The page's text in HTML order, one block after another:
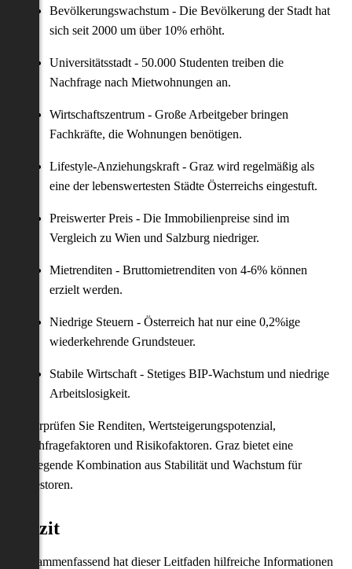
Bevölkerungswachstum - Die Bevölkerung der Stadt hat
sich seit 2000 um über 10% erhöht.
Universitätsstadt - 50.000 Studenten treiben die
Nachfrage nach Mietwohnungen an.
Wirtschaftszentrum - Große Arbeitgeber bringen
Fachkräfte, die Wohnungen benötigen.
Lifestyle-Anziehungskraft - Graz wird regelmäßig als
eine der lebenswertesten Städte Österreichs eingestuft.
Preiswerter Preis - Die Immobilienpreise sind im
Vergleich zu Wien und Salzburg niedriger.
Mietrenditen - Bruttomietrenditen von 4-6% können
erzielt werden.
Niedrige Steuern - Österreich hat nur eine 0,2%ige
wiederkehrende Grundsteuer.
Stabile Wirtschaft - Stetiges BIP-Wachstum und niedrige
Arbeitslosigkeit.
Überprüfen Sie Renditen, Wertsteigerungspotenzial,
Nachfragefaktoren und Risikofaktoren. Graz bietet eine
aufregende Kombination aus Stabilität und Wachstum für
Investoren.
Fazit
Zusammenfassend hat dieser Leitfaden hilfreiche Informationen